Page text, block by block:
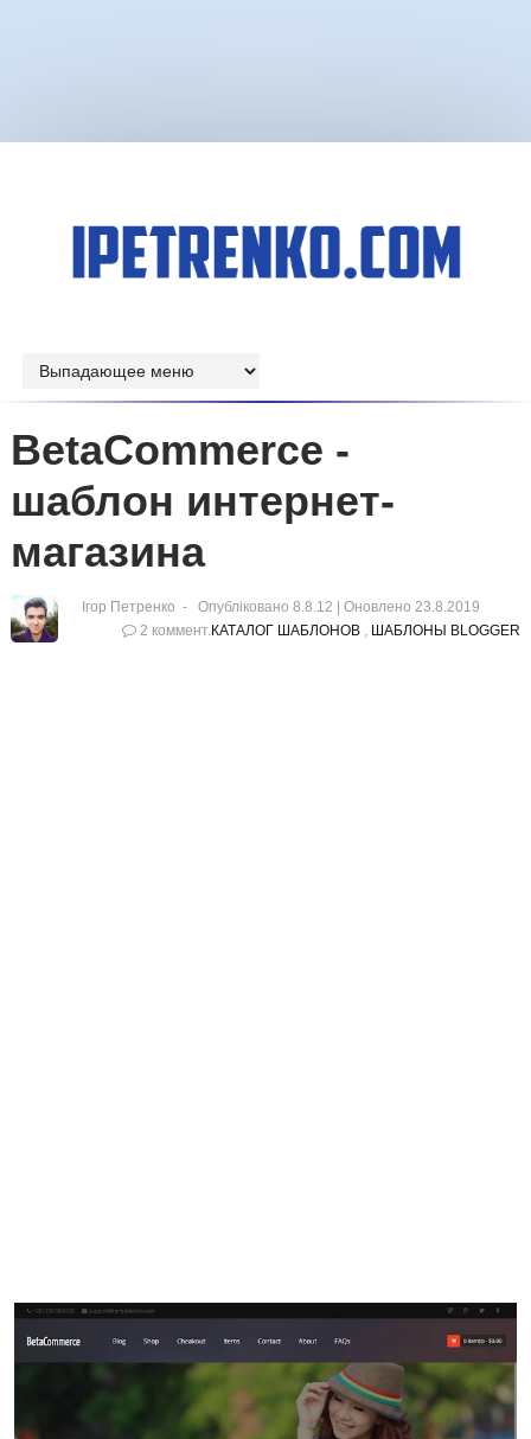
BetaCommerce -
шаблон интернет-
магазина
Ігор Петренко Опубліковано 8.8.12 | Оновлено 23.8.2019
2 коммент.КАТАЛОГ ШАБЛОНОВ , ШАБЛОНЫ BLOGGER